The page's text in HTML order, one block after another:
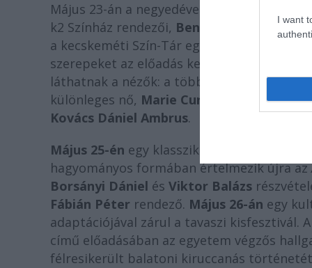
I want
Május 23-án a negyedéves kaposvári diákok
k2 Színház rendezői, Benkó Bence és
a kecskeméti Szín-Tár egyetemi színházi
szerepeket az előadás kezdetén, így
láthatnak a nézők: a többek között a
különleges nő, Marie Curie életét
Kovács Dániel Ambrus.
Május 25-én egy klasszikussal tér vissza a
hagyományos formában értelmezik újra az
Borsányi Dániel és Viktor Balázs
Fábián Péter rendező. Május 26-án egy
adaptációjával zárul a tavaszi kisfesztivál. A
című előadásában az egyetem végzős
félresikerült balatoni kiruccanás történetét